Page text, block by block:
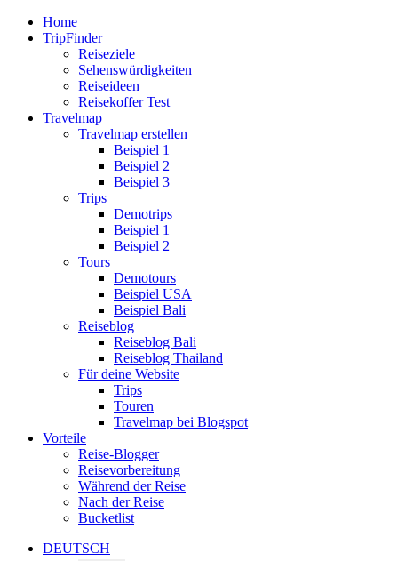
Home
TripFinder
Reiseziele
Sehenswürdigkeiten
Reiseideen
Reisekoffer Test
Travelmap
Travelmap erstellen
Beispiel 1
Beispiel 2
Beispiel 3
Trips
Demotrips
Beispiel 1
Beispiel 2
Tours
Demotours
Beispiel USA
Beispiel Bali
Reiseblog
Reiseblog Bali
Reiseblog Thailand
Für deine Website
Trips
Touren
Travelmap bei Blogspot
Vorteile
Reise-Blogger
Reisevorbereitung
Während der Reise
Nach der Reise
Bucketlist
DEUTSCH